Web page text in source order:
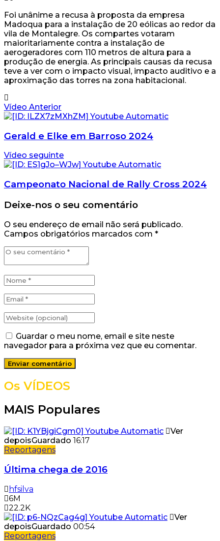
Foi unânime a recusa à proposta da empresa
Madoqua para a instalação de 20 eólicas ao redor da
vila de Montalegre. Os compartes votaram
maioritariamente contra a instalação de
aerogeradores com 110 metros de altura para a
produção de energia. As principais causas da recusa
teve a ver com o impacto visual, impacto auditivo e a
aproximação das torres na zona habitacional.
Vídeo Anterior
Gerald e Elke em Barroso 2024
Vídeo seguinte
Campeonato Nacional de Rally Cross 2024
Deixe-nos o seu comentário
O seu endereço de email não será publicado.
Campos obrigatórios marcados com *
Guardar o meu nome, email e site neste
navegador para a próxima vez que eu comentar.
Os VÍDEOS
MAIS Populares
Ver
depoisGuardado 16:17
Reportagens
Última chega de 2016
hfsilva
6M
22.2K
Ver
depoisGuardado 00:54
Reportagens